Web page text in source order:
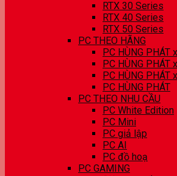
RTX 30 Series
RTX 40 Series
RTX 50 Series
PC THEO HÃNG
PC HÙNG PHÁT
PC HÙNG PHÁT
PC HÙNG PHÁT
PC HÙNG PHÁT
PC THEO NHU CẦU
PC White Edition
PC Mini
PC giả lập
PC AI
PC đồ hoạ
PC GAMING